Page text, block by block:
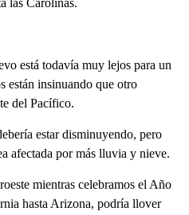
las Carolinas.
está todavía muy lejos para un
están insinuando que otro
del Pacífico.
estar disminuyendo, pero
afectada por más lluvia y nieve.
mientras celebramos el Año
hasta Arizona, podría llover